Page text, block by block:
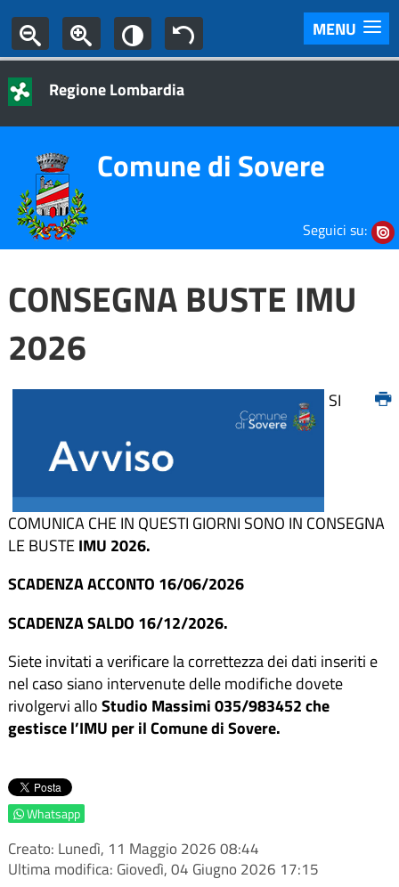
MENU
Regione Lombardia
Comune di Sovere
Seguici su:
CONSEGNA BUSTE IMU
2026
SI
COMUNICA CHE IN QUESTI GIORNI SONO IN CONSEGNA
LE BUSTEIMU 2026.
SCADENZA ACCONTO 16/06/2026
SCADENZA SALDO 16/12/2026.
Siete invitati a verificare la correttezza dei dati inseriti e
nel caso siano intervenute delle modifiche dovete
rivolgervi alloStudio Massimi 035/983452 che
gestisce l’IMU per il Comune di Sovere.
Whatsapp
Creato: Lunedì, 11 Maggio 2026 08:44
Ultima modifica: Giovedì, 04 Giugno 2026 17:15